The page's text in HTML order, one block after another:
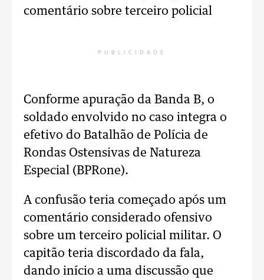
comentário sobre terceiro policial
PUBLICIDADE
Conforme apuração da Banda B, o
soldado envolvido no caso integra o
efetivo do Batalhão de Polícia de
Rondas Ostensivas de Natureza
Especial (BPRone).
A confusão teria começado após um
comentário considerado ofensivo
sobre um terceiro policial militar. O
capitão teria discordado da fala,
dando início a uma discussão que